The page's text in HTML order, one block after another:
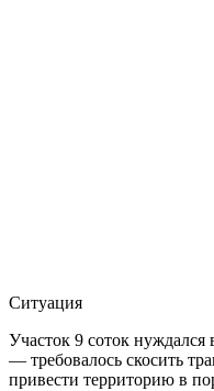
Ситуация
Участок 9 соток нуждался
— требовалось скосить
привести территорию в